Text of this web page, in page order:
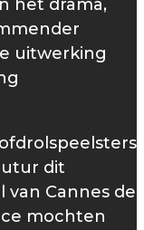
het drama,
uitwerking
dit
van Cannes de
mochten